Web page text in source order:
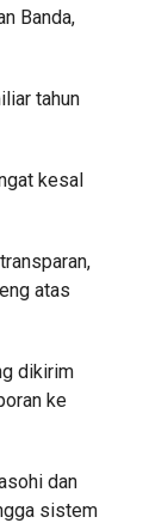
Banda,
tahun
kesal
atas
dikirim
ke
dan
sistem